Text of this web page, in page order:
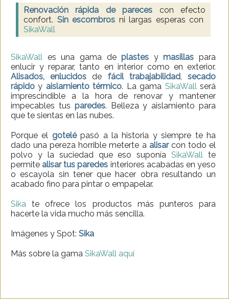
Renovación rápida de pareces con efecto
confort. Sin escombros ni largas esperas con
SikaWall
SikaWall es una gama deplastes ymasillas para
enlucir y reparar, tanto en interior como en exterior.
Alisados, enlucidos de fácil trabajabilidad,secado
rápido y aislamiento térmico. La gama SikaWallserá
imprescindible a la hora de renovar y mantener
impecables tus paredes. Belleza y aislamiento para
que te sientas en las nubes.
Porque el gotelépasó a la historia y siempre te ha
dado una pereza horrible meterte a alisarcon todo el
polvo y la suciedad que eso suponíaSikaWall te
permite alisar tus paredes interiores acabadas en yeso
o escayola sin tener que hacer obra resultando un
acabado fino para pintar o empapelar.
Sika te ofrece los productos más punteros para
hacerte la vida mucho más sencilla.
Imágenes y Spot: Sika
Más sobre la gama SikaWall aquí